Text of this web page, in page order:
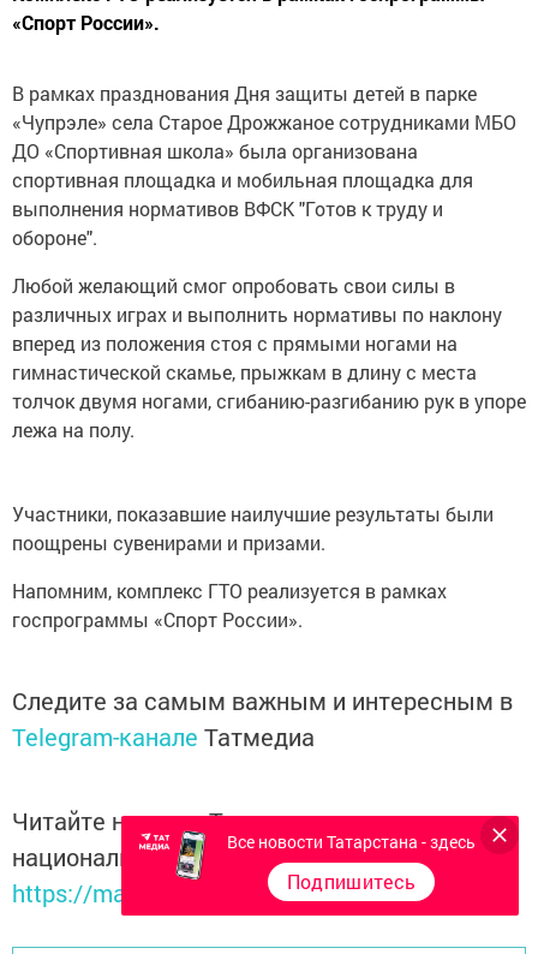
«Спорт России».
В рамках празднования Дня защиты детей в парке
«Чупрэле» села Старое Дрожжаное сотрудниками МБО
ДО «Спортивная школа» была организована
спортивная площадка и мобильная площадка для
выполнения нормативов ВФСК "Готов к труду и
обороне".
Любой желающий смог опробовать свои силы в
различных играх и выполнить нормативы по наклону
вперед из положения стоя с прямыми ногами на
гимнастической скамье, прыжкам в длину с места
толчок двумя ногами, сгибанию-разгибанию рук в упоре
лежа на полу.
Участники, показавшие наилучшие результаты были
поощрены сувенирами и призами.
Напомним, комплекс ГТО реализуется в рамках
госпрограммы «Спорт России».
Следите за самым важным и интересным в
Telegram-канале Татмедиа
Читайте новости Татарстана в
национальном мессенджере MАХ:
https://max.ru/tatmedia
Все новости Татарстана - здесь
Подпишитесь